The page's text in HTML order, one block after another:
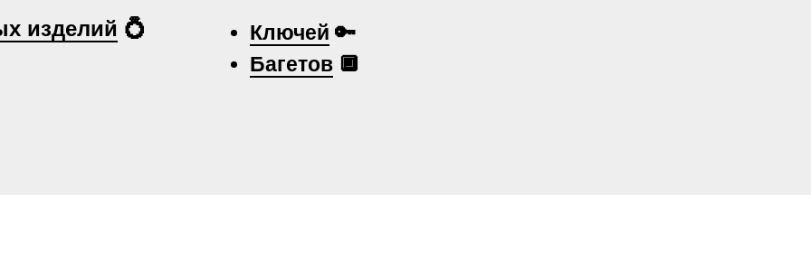
изделий 💍 Ключей 🔑
Багетов 🔲